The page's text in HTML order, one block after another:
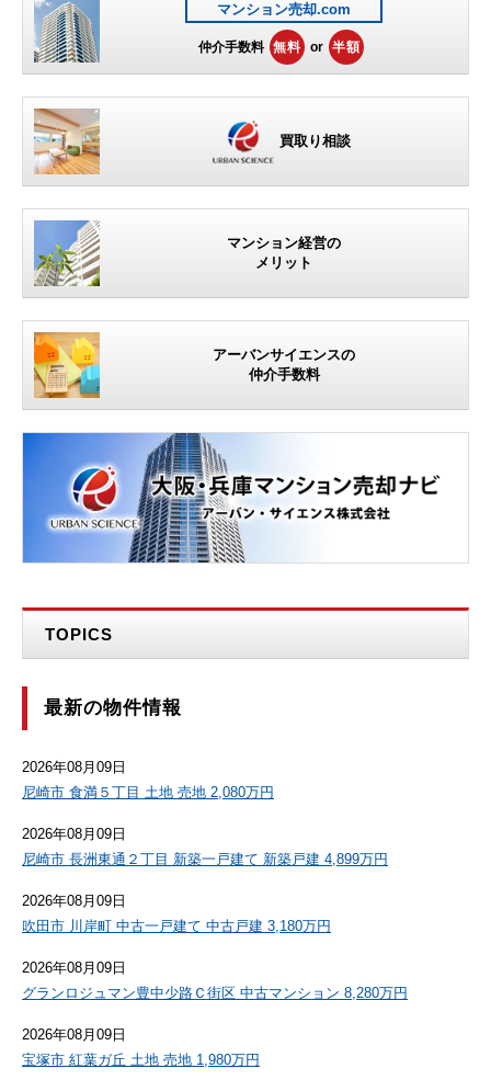
マンション売却.com
仲介手数料 無料 or 半額
買取り相談
マンション経営の
メリット
アーバンサイエンスの
仲介手数料
TOPICS
最新の物件情報
2026年08月09日
尼崎市 食満５丁目 土地 売地 2,080万円
2026年08月09日
尼崎市 長洲東通２丁目 新築一戸建て 新築戸建 4,899万円
2026年08月09日
吹田市 川岸町 中古一戸建て 中古戸建 3,180万円
2026年08月09日
グランロジュマン豊中少路Ｃ街区 中古マンション 8,280万円
2026年08月09日
宝塚市 紅葉ガ丘 土地 売地 1,980万円